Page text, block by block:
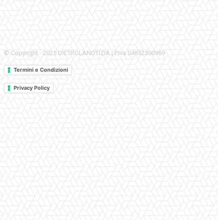
© Copyright - 2025 DIETROLANOTIZIA | P.Iva 04852590969
Termini e Condizioni
Privacy Policy